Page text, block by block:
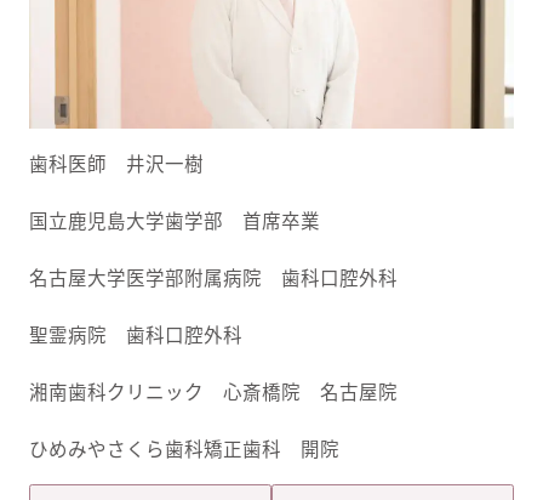
歯科医師 井沢一樹
国立鹿児島大学歯学部 首席卒業
名古屋大学医学部附属病院 歯科口腔外科
聖霊病院 歯科口腔外科
湘南歯科クリニック 心斎橋院 名古屋院
ひめみやさくら歯科矯正歯科 開院